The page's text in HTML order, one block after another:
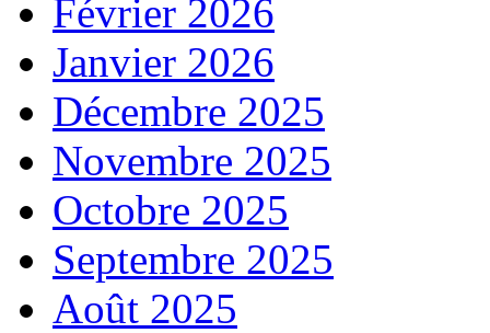
Février 2026
Janvier 2026
Décembre 2025
Novembre 2025
Octobre 2025
Septembre 2025
Août 2025